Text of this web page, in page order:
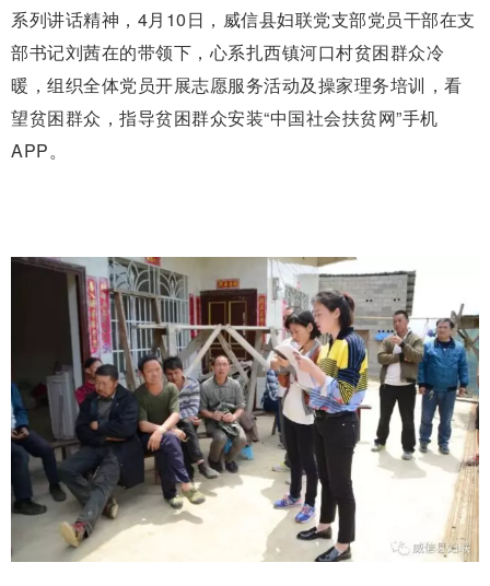
系列讲话精神，4月10日，威信县妇联党支部党员干部在支
部书记刘茜在的带领下，心系扎西镇河口村贫困群众冷
暖，组织全体党员开展志愿服务活动及操家理务培训，看
望贫困群众，指导贫困群众安装“中国社会扶贫网”手机
APP。